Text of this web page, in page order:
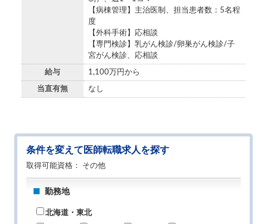
【病棟管理】主治医制、担当患者数：5名程
度
【外科手術】応相談
【専門検診】乳がん検診/卵巣がん検診/子
宮がん検診、応相談
給与 1,100万円から
当直有無 なし
条件を変えて医師転職求人を探す
取得可能資格 その他
勤務地
北海道・東北